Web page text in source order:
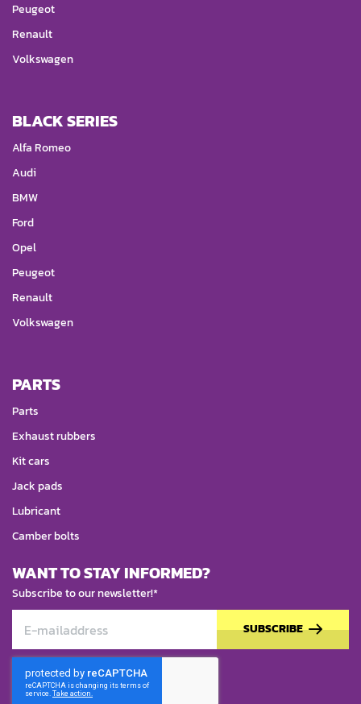
Peugeot
Renault
Volkswagen
BLACK SERIES
Alfa Romeo
Audi
BMW
Ford
Opel
Peugeot
Renault
Volkswagen
PARTS
Parts
Exhaust rubbers
Kit cars
Jack pads
Lubricant
Camber bolts
WANT TO STAY INFORMED?
Subscribe to our newsletter!*
SUBSCRIBE